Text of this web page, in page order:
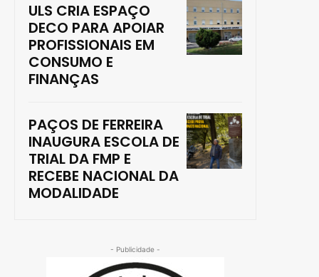
ULS CRIA ESPAÇO
DECO PARA APOIAR
PROFISSIONAIS EM
CONSUMO E
FINANÇAS
PAÇOS DE FERREIRA
INAUGURA ESCOLA DE
TRIAL DA FMP E
RECEBE NACIONAL DA
MODALIDADE
- Publicidade -